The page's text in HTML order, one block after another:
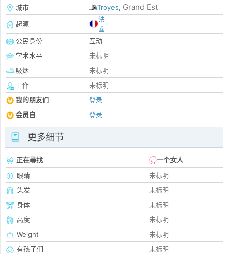
城市
Troyes, Grand Est
起源
法
國
公民身份
互动
学术水平
未标明
吸烟
未标明
工作
未标明
我的朋友们
登录
会员自
登录
更多细节
正在尋找
一个女人
眼睛
未标明
头发
未标明
身体
未标明
高度
未标明
Weight
未标明
有孩子们
未标明